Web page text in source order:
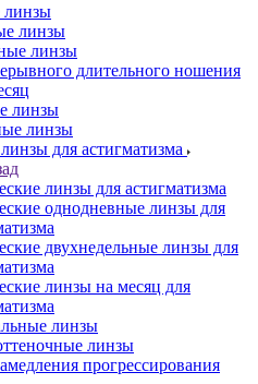
линзы
линзы
линзы
длительного ношения
линзы
линзы
для астигматизма
линзы для астигматизма
однодневные линзы для
двухнедельные линзы для
линзы на месяц для
линзы
линзы
прогрессирования